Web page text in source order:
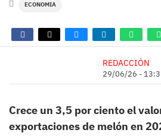
ECONOMIA
REDACCIÓN
29/06/26 -
Crece un 3,5 por ciento el
exportaciones de melón en